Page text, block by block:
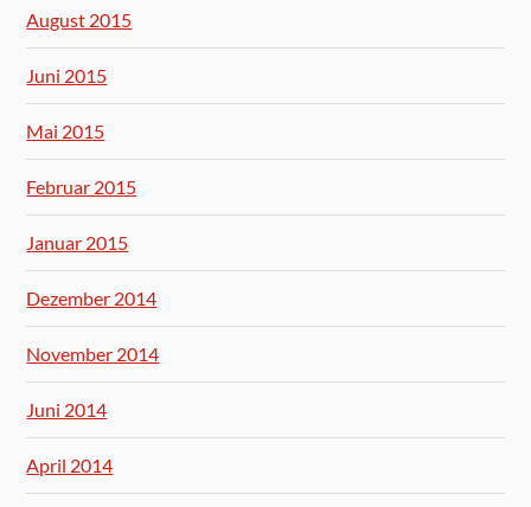
August 2015
Juni 2015
Mai 2015
Februar 2015
Januar 2015
Dezember 2014
November 2014
Juni 2014
April 2014